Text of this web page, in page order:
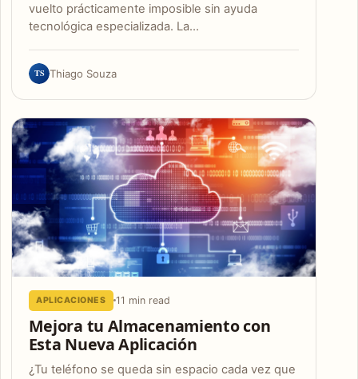
vuelto prácticamente imposible sin ayuda
tecnológica especializada. La…
TS Thiago Souza
APLICACIONES 11 min read
Mejora tu Almacenamiento con
Esta Nueva Aplicación
¿Tu teléfono se queda sin espacio cada vez que